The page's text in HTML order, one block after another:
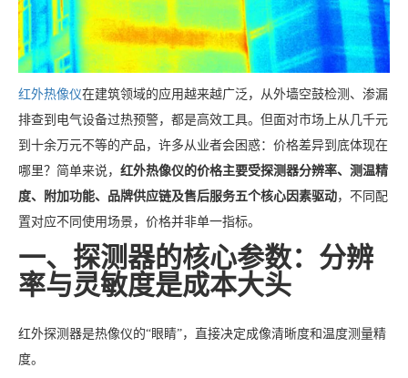
红外热像仪在建筑领域的应用越来越广泛，从外墙空鼓检测、渗漏
排查到电气设备过热预警，都是高效工具。但面对市场上从几千元
到十余万元不等的产品，许多从业者会困惑：价格差异到底体现在
哪里？简单来说， 红外热像仪的价格主要受探测器分辨率、测温精
度、附加功能、品牌供应链及售后服务五个核心因素驱动，不同配
置对应不同使用场景，价格并非单一指标。
一、探测器的核心参数：分辨
率与灵敏度是成本大头
红外探测器是热像仪的“眼睛”，直接决定成像清晰度和温度测量精
度。